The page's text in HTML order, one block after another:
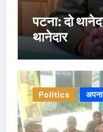
पटना: दो
थानेदार
Politics